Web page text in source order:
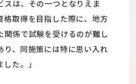
スは、その一つとなりえま
格取得を目指した際に、地方
関係で試験を受けるのが難し
り、同施策には特に思い入れ
た。」